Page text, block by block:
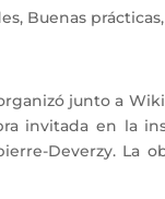
, Buenas prácticas,
junto a
invitada en la
Deverzy.